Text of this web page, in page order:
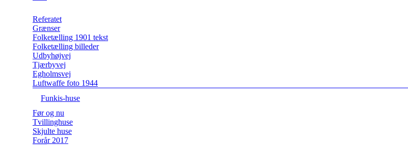
Referatet
Grænser
Folketælling 1901 tekst
Folketælling billeder
Udbyhøjvej
Tjærbyvej
Egholmsvej
Luftwaffe foto 1944
Funkis-huse
Før og nu
Tvillinghuse
Skjulte huse
Forår 2017